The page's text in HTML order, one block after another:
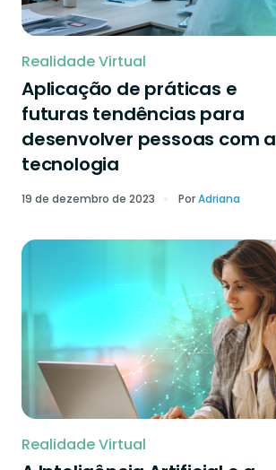
Realidade Virtual
Aplicação de práticas e
futuras tendências para
desenvolver pessoas com a
tecnologia
19 de dezembro de 2023 PorAdriana
Realidade Virtual